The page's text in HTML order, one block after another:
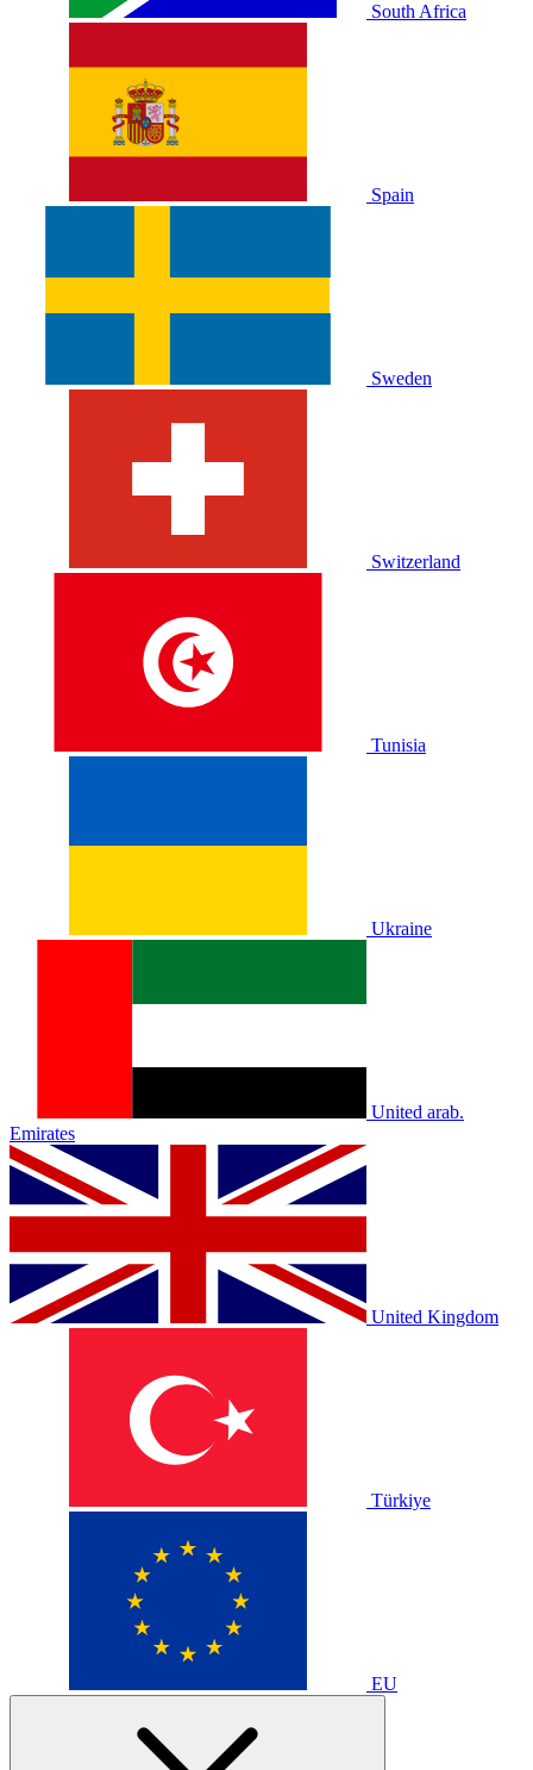
South Africa
Spain
Sweden
Switzerland
Tunisia
Ukraine
United arab.
Emirates
United Kingdom
Türkiye
EU